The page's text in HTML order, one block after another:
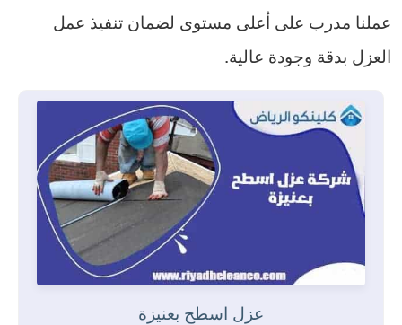
عملنا مدرب على أعلى مستوى لضمان تنفيذ عمل
العزل بدقة وجودة عالية.
عزل اسطح بعنيزة